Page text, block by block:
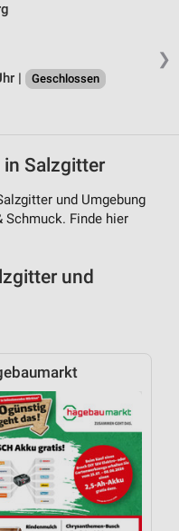
❯
|
Geschlossen
in Salzgitter
und Umgebung
Schmuck. Finde hier
und